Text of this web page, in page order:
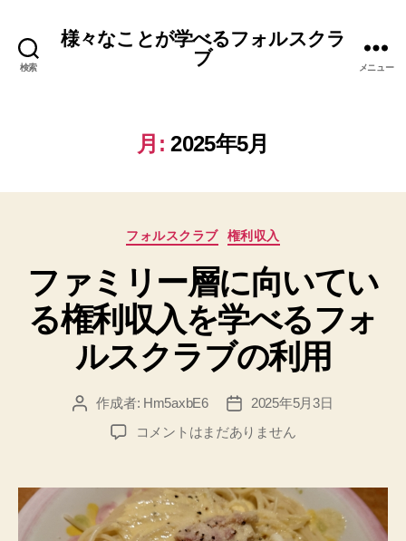
検索
様々なことが学べるフォルスクラ
ブ
メニュー
月: 2025年5月
カ
ゴ
リ
ー
フォルスクラブ 権利収入
ファミリー層に向いてい
る権利収入を学べるフォ
ルスクラブの利用
投
作成者: Hm5axbE6
投
稿
日
2025年5月3日
フ
リ
ー
層
コメントはまだありません